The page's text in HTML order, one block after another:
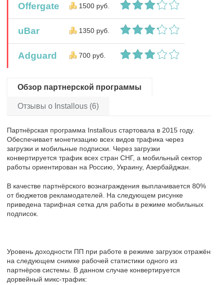
Offergate 1500 руб.
uBar 1350 руб.
Adguard 700 руб.
Обзор партнерской программы
Отзывы о Installous (6)
Партнёрская программа Installous стартовала в 2015 году.
Обеспечивает монетизацию всех видов трафика через
загрузки и мобильные подписки. Через загрузки
конвертируется трафик всех стран СНГ, а мобильный сектор
работы ориентирован на Россию, Украину, Азербайджан.
В качестве партнёрского вознаграждения выплачивается 80%
от бюджетов рекламодателей. На следующем рисунке
приведена тарифная сетка для работы в режиме мобильных
подписок.
Уровень доходности ПП при работе в режиме загрузок отражён
на следующем снимке рабочей статистики одного из
партнёров системы. В данном случае конвертируется
дорвейный микс-трафик: